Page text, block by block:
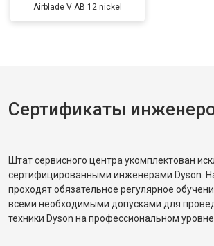
Airblade V AB 12 nickel
Сертификаты
Штат сервисного центра укомплектован
сертифицированными инженерами Dyson.
проходят обязательное регулярное
всеми необходимыми допусками для
техники Dyson на профессиональном уровне.